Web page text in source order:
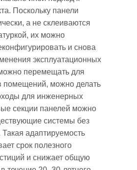
Поскольку панели
а не склеиваются
их можно
и снова
эксплуатационных
перемещать для
помещений, можно делать
для инженерных
секции панелей можно
системы без
Такая адаптируемость
срок полезного
и снижает общую